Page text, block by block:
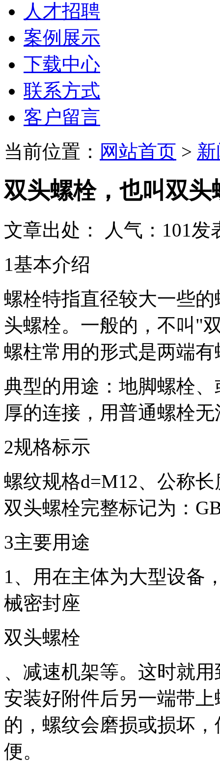
人才招聘
案例展示
下载中心
联系方式
客户留言
当前位置： 网站首页 >
双头螺栓，也叫双头
文章出处： 人气： 101发
1基本介绍
螺栓特指直径较大一些
头螺栓。一般的，不叫"
螺柱常用的形式是两端
典型的用途：地脚螺栓
厚的连接，用普通螺栓
2规格标示
螺纹规格d=M12、公称
双头螺栓完整标记为：
3主要用途
1、用在主体为大型设备
械密封座
双头螺栓
、减速机架等。这时就
安装好附件后另一端带
的，螺纹会磨损或损坏
便。